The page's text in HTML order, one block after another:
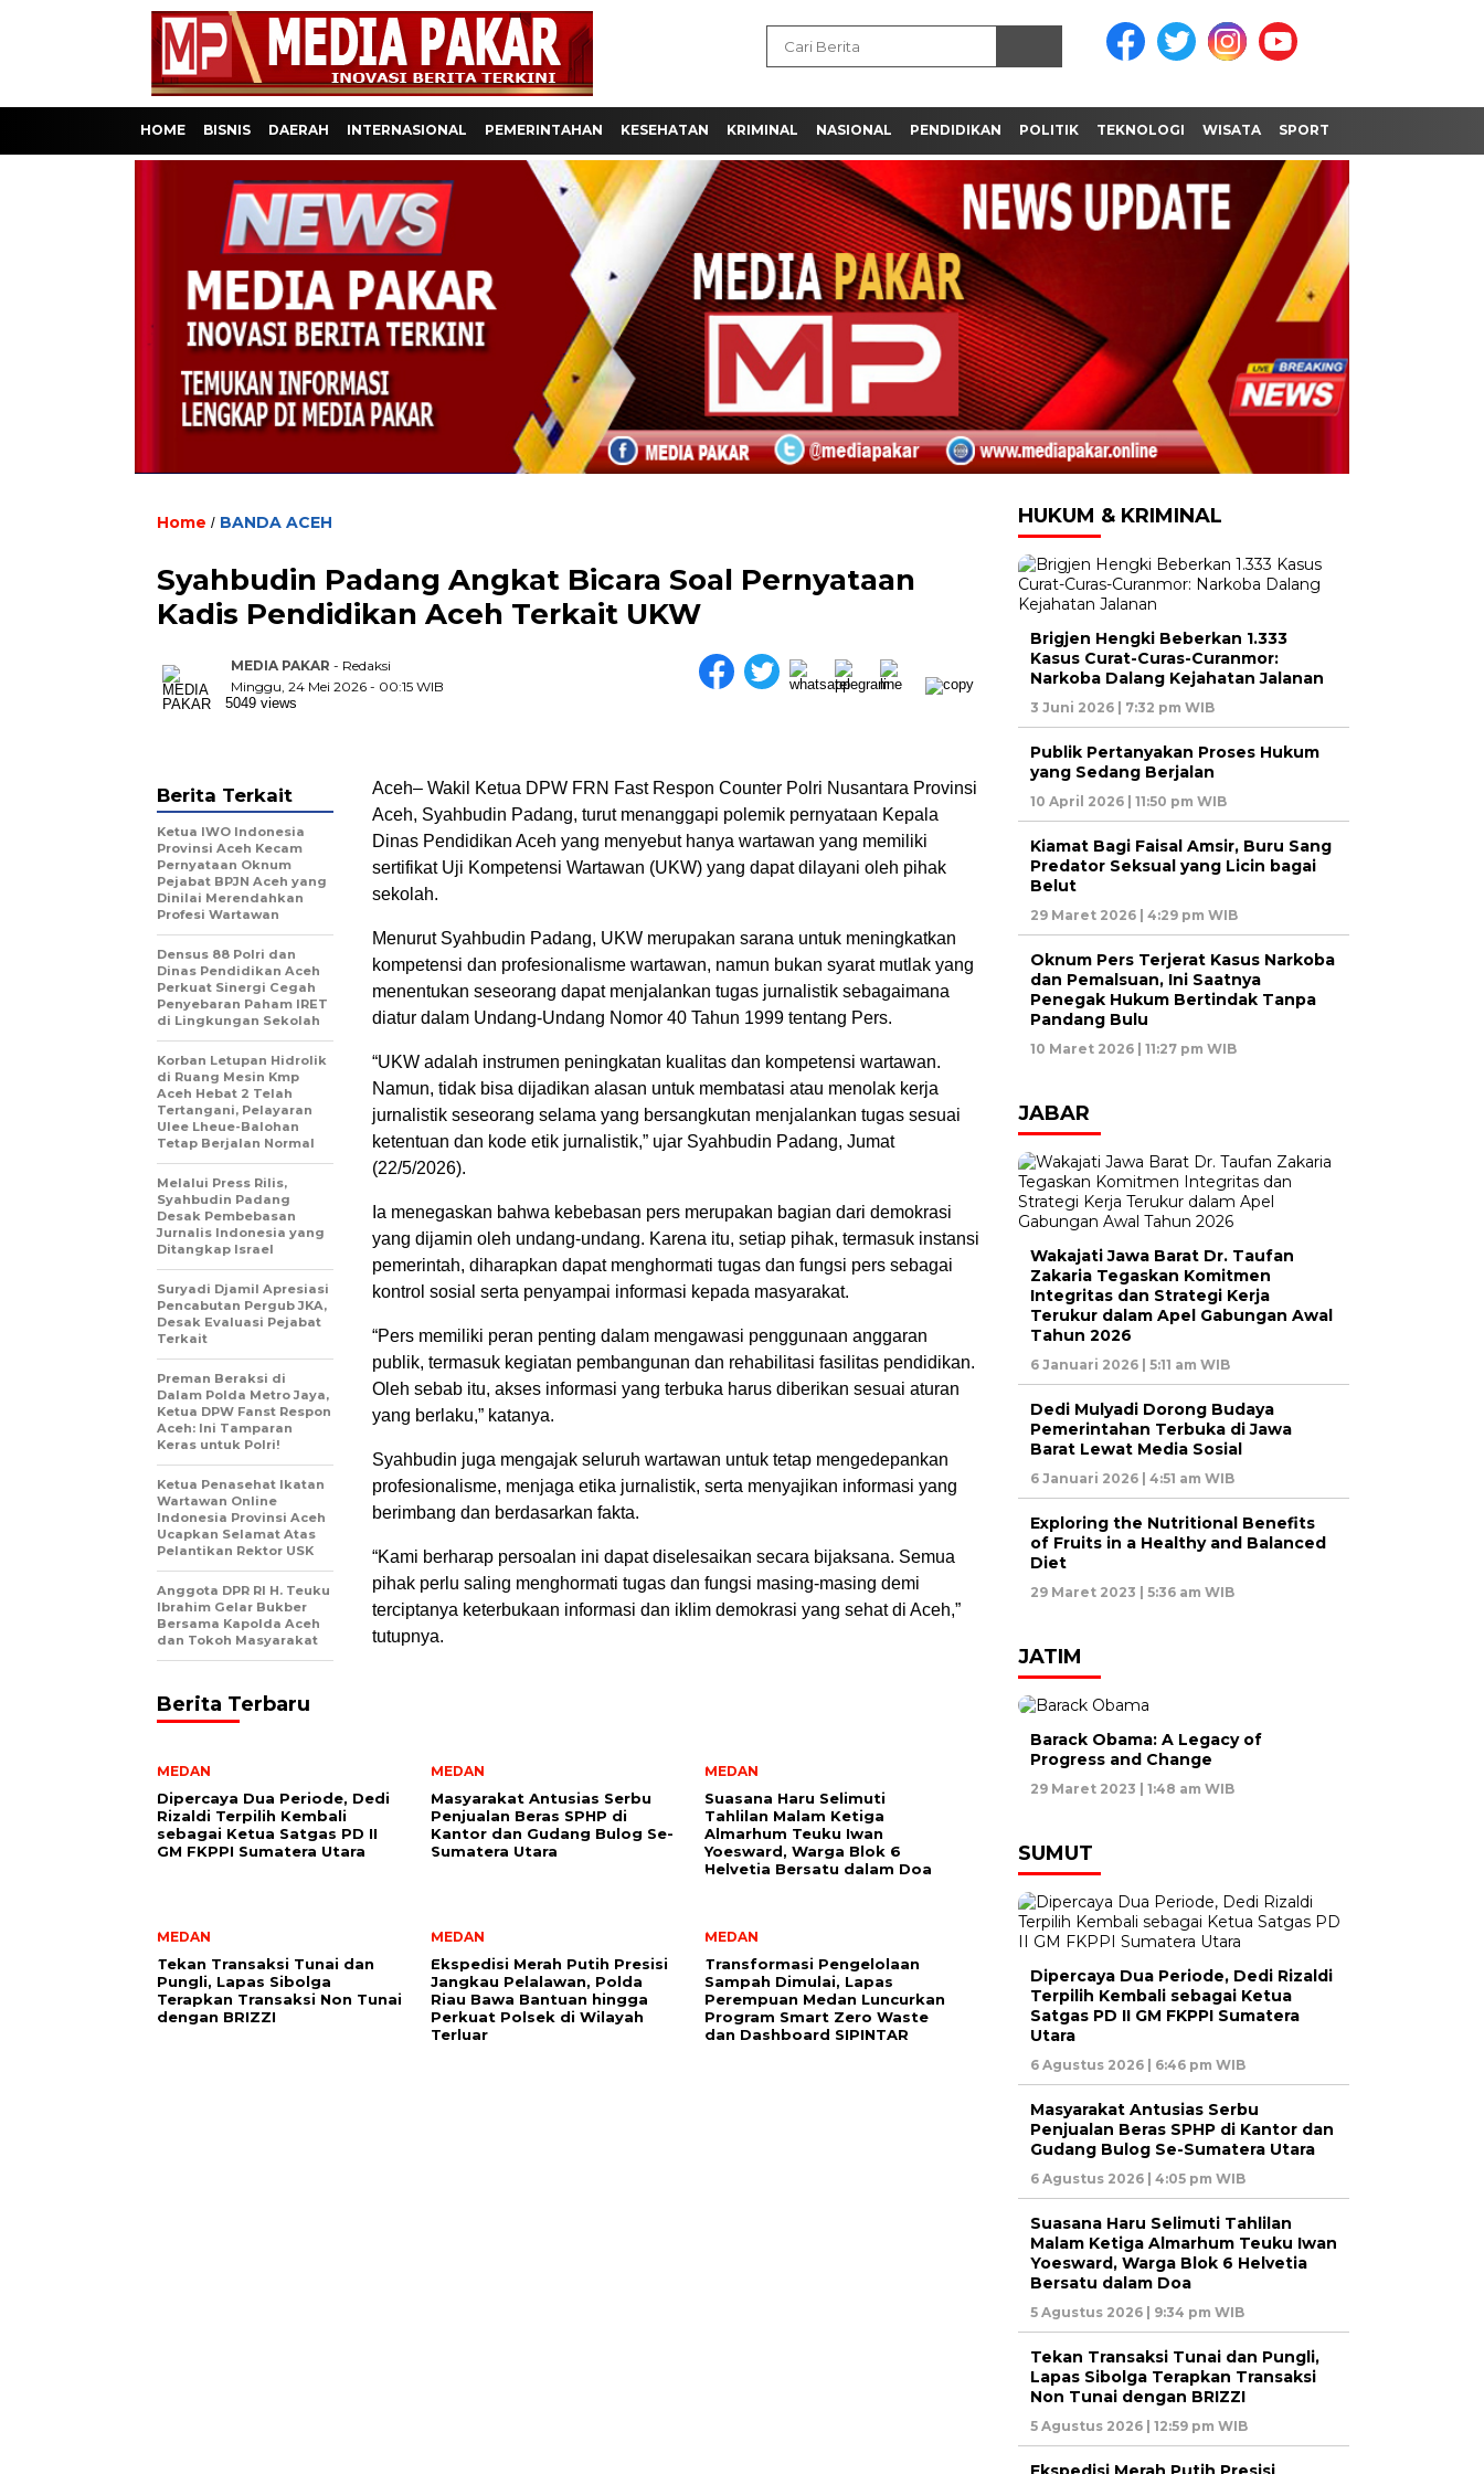
HOME BISNIS DAERAH INTERNASIONAL PEMERINTAHAN KESEHATAN KRIMINAL NASIONAL PENDIDIKAN POLITIK TEKNOLOGI WISATA SPORT
Home / BANDA ACEH
Syahbudin Padang Angkat Bicara Soal Pernyataan
Kadis Pendidikan Aceh Terkait UKW
MEDIA PAKAR - Redaksi
Minggu, 24 Mei 2026 - 00:15 WIB
5049 views
Aceh– Wakil Ketua DPW FRN Fast Respon Counter Polri Nusantara Provinsi
Aceh, Syahbudin Padang, turut menanggapi polemik pernyataan Kepala
Dinas Pendidikan Aceh yang menyebut hanya wartawan yang memiliki
sertifikat Uji Kompetensi Wartawan (UKW) yang dapat dilayani oleh pihak
sekolah.
Menurut Syahbudin Padang, UKW merupakan sarana untuk meningkatkan
kompetensi dan profesionalisme wartawan, namun bukan syarat mutlak yang
menentukan seseorang dapat menjalankan tugas jurnalistik sebagaimana
diatur dalam Undang-Undang Nomor 40 Tahun 1999 tentang Pers.
“UKW adalah instrumen peningkatan kualitas dan kompetensi wartawan.
Namun, tidak bisa dijadikan alasan untuk membatasi atau menolak kerja
jurnalistik seseorang selama yang bersangkutan menjalankan tugas sesuai
ketentuan dan kode etik jurnalistik,” ujar Syahbudin Padang, Jumat
(22/5/2026).
Ia menegaskan bahwa kebebasan pers merupakan bagian dari demokrasi
yang dijamin oleh undang-undang. Karena itu, setiap pihak, termasuk instansi
pemerintah, diharapkan dapat menghormati tugas dan fungsi pers sebagai
kontrol sosial serta penyampai informasi kepada masyarakat.
“Pers memiliki peran penting dalam mengawasi penggunaan anggaran
publik, termasuk kegiatan pembangunan dan rehabilitasi fasilitas pendidikan.
Oleh sebab itu, akses informasi yang terbuka harus diberikan sesuai aturan
yang berlaku,” katanya.
Syahbudin juga mengajak seluruh wartawan untuk tetap mengedepankan
profesionalisme, menjaga etika jurnalistik, serta menyajikan informasi yang
berimbang dan berdasarkan fakta.
“Kami berharap persoalan ini dapat diselesaikan secara bijaksana. Semua
pihak perlu saling menghormati tugas dan fungsi masing-masing demi
terciptanya keterbukaan informasi dan iklim demokrasi yang sehat di Aceh,”
tutupnya.
Berita Terkait
Ketua IWO Indonesia
Provinsi Aceh Kecam
Pernyataan Oknum
Pejabat BPJN Aceh yang
Dinilai Merendahkan
Profesi Wartawan
Densus 88 Polri dan
Dinas Pendidikan Aceh
Perkuat Sinergi Cegah
Penyebaran Paham IRET
di Lingkungan Sekolah
Korban Letupan Hidrolik
di Ruang Mesin Kmp
Aceh Hebat 2 Telah
Tertangani, Pelayaran
Ulee Lheue-Balohan
Tetap Berjalan Normal
Melalui Press Rilis,
Syahbudin Padang
Desak Pembebasan
Jurnalis Indonesia yang
Ditangkap Israel
Suryadi Djamil Apresiasi
Pencabutan Pergub JKA,
Desak Evaluasi Pejabat
Terkait
Preman Beraksi di
Dalam Polda Metro Jaya,
Ketua DPW Fanst Respon
Aceh: Ini Tamparan
Keras untuk Polri!
Ketua Penasehat Ikatan
Wartawan Online
Indonesia Provinsi Aceh
Ucapkan Selamat Atas
Pelantikan Rektor USK
Anggota DPR RI H. Teuku
Ibrahim Gelar Bukber
Bersama Kapolda Aceh
dan Tokoh Masyarakat
Berita Terbaru
MEDAN
Dipercaya Dua Periode, Dedi
Rizaldi Terpilih Kembali
sebagai Ketua Satgas PD II
GM FKPPI Sumatera Utara
MEDAN
Masyarakat Antusias Serbu
Penjualan Beras SPHP di
Kantor dan Gudang Bulog Se-
Sumatera Utara
MEDAN
Suasana Haru Selimuti
Tahlilan Malam Ketiga
Almarhum Teuku Iwan
Yoesward, Warga Blok 6
Helvetia Bersatu dalam Doa
MEDAN
Tekan Transaksi Tunai dan
Pungli, Lapas Sibolga
Terapkan Transaksi Non Tunai
dengan BRIZZI
MEDAN
Ekspedisi Merah Putih Presisi
Jangkau Pelalawan, Polda
Riau Bawa Bantuan hingga
Perkuat Polsek di Wilayah
Terluar
MEDAN
Transformasi Pengelolaan
Sampah Dimulai, Lapas
Perempuan Medan Luncurkan
Program Smart Zero Waste
dan Dashboard SIPINTAR
HUKUM & KRIMINAL
Brigjen Hengki Beberkan 1.333
Kasus Curat-Curas-Curanmor:
Narkoba Dalang Kejahatan Jalanan
3 Juni 2026 | 7:32 pm WIB
Publik Pertanyakan Proses Hukum
yang Sedang Berjalan
10 April 2026 | 11:50 pm WIB
Kiamat Bagi Faisal Amsir, Buru Sang
Predator Seksual yang Licin bagai
Belut
29 Maret 2026 | 4:29 pm WIB
Oknum Pers Terjerat Kasus Narkoba
dan Pemalsuan, Ini Saatnya
Penegak Hukum Bertindak Tanpa
Pandang Bulu
10 Maret 2026 | 11:27 pm WIB
JABAR
Wakajati Jawa Barat Dr. Taufan
Zakaria Tegaskan Komitmen
Integritas dan Strategi Kerja
Terukur dalam Apel Gabungan Awal
Tahun 2026
6 Januari 2026 | 5:11 am WIB
Dedi Mulyadi Dorong Budaya
Pemerintahan Terbuka di Jawa
Barat Lewat Media Sosial
6 Januari 2026 | 4:51 am WIB
Exploring the Nutritional Benefits
of Fruits in a Healthy and Balanced
Diet
29 Maret 2023 | 5:36 am WIB
JATIM
Barack Obama: A Legacy of
Progress and Change
29 Maret 2023 | 1:48 am WIB
SUMUT
Dipercaya Dua Periode, Dedi Rizaldi
Terpilih Kembali sebagai Ketua
Satgas PD II GM FKPPI Sumatera
Utara
6 Agustus 2026 | 6:46 pm WIB
Masyarakat Antusias Serbu
Penjualan Beras SPHP di Kantor dan
Gudang Bulog Se-Sumatera Utara
6 Agustus 2026 | 4:05 pm WIB
Suasana Haru Selimuti Tahlilan
Malam Ketiga Almarhum Teuku Iwan
Yoesward, Warga Blok 6 Helvetia
Bersatu dalam Doa
5 Agustus 2026 | 9:34 pm WIB
Tekan Transaksi Tunai dan Pungli,
Lapas Sibolga Terapkan Transaksi
Non Tunai dengan BRIZZI
5 Agustus 2026 | 12:59 pm WIB